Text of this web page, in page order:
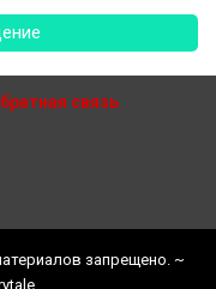
связь
запрещено. ~